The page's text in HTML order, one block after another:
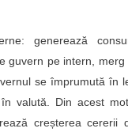
generează
guvern pe intern, merg
se împrumută în
valută. Din acest
creșterea cererii